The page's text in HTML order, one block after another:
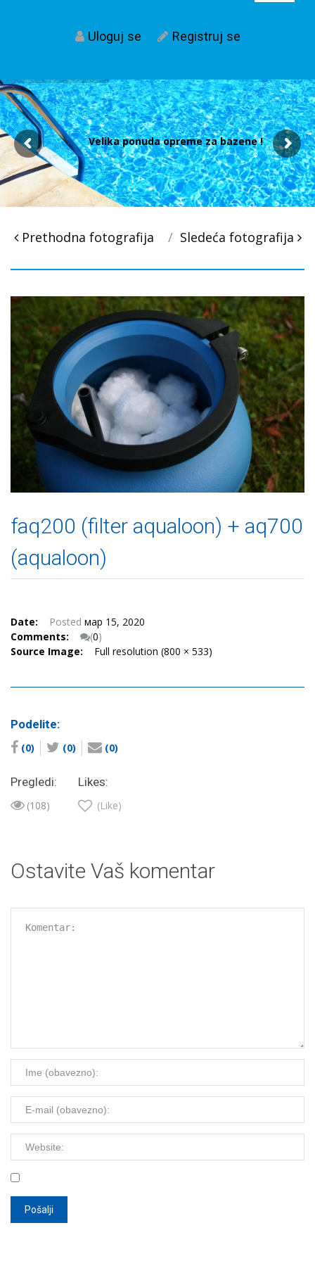
Uloguj se Registruj se
Velika ponuda opreme za bazene !
Post
Prethodna fotografija Sledeća fotografija
faq200 (filter aqualoon) + aq700
(aqualoon)
Date: Posted мар 15, 2020
Comments:
(0)
Source Image:
Full resolution (800 × 533)
Podelite:
(0) (0) (0)
Pregledi:
(108)
Likes:
(Like)
Ostavite Vaš komentar